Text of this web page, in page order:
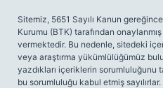
Sitemiz, 5651 Sayılı Kanun
Kurumu (BTK) tarafından
vermektedir. Bu nedenle, sitedeki
veya araştırma yükümlülüğümüz
yazdıkları içeriklerin sorumluluğunu
bu sorumluluğu kabul etmiş sayılırlar.